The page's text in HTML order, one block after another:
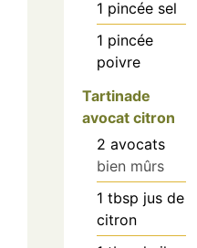
1 pincée sel
1 pincée
poivre
Tartinade
avocat citron
2 avocats
bien mûrs
1 tbsp jus de
citron